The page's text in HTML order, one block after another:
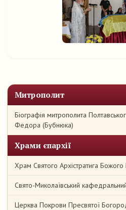
Митрополит
Біографія митрополита
Федора (Бубнюка)
Храми єпархії
Храм Святого Архістратига Божого
Свято-Миколаївський
Церква Покрови Пресвятої